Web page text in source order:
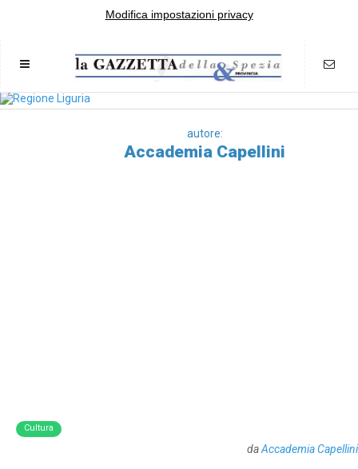
Modifica impostazioni privacy
autore:
Accademia Capellini
Cultura
daAccademia Capellini